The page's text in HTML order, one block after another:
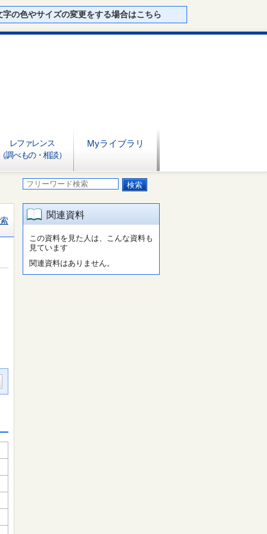
の色やサイズの変更をする場合はこちら
レファレンス
調べもの・相談）
Myライブラリ
関連資料
この資料を見た人は、こんな資料も
見ています
関連資料はありません。